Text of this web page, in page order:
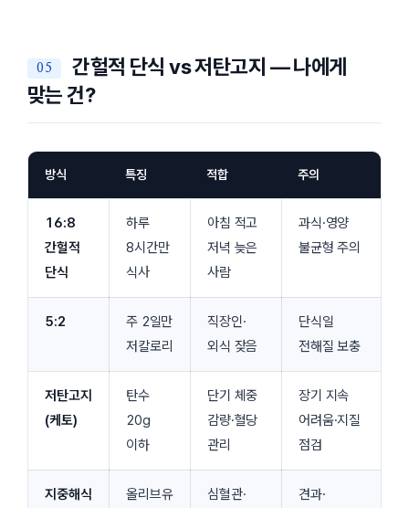
간헐적 단식 vs 저탄고지 — 나에게
맞는 건?
방식 특징 적합 주의
16:8
간헐적
단식
하루
8시간만
식사
아침 적고
저녁 늦은
사람
과식·영양
불균형 주의
5:2
주 2일만
저칼로리
직장인·
외식 잦음
단식일
전해질 보충
저탄고지
(케토)
탄수
20g
이하
단기 체중
감량·혈당
관리
장기 지속
어려움·지질
점검
지중해식
올리브유
심혈관·
견과·